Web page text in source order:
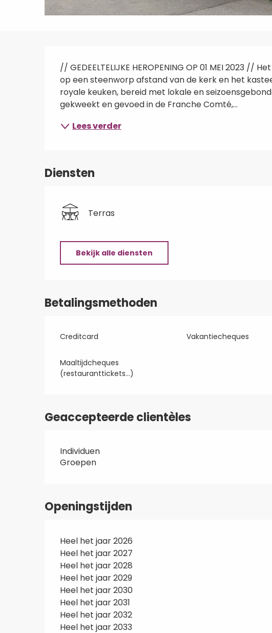
Beschrijving
// GEDEELTELIJKE HEROPENING OP 01 MEI 2023
op een steenworp afstand van de kerk en het
royale keuken, bereid met lokale en
gekweekt en gevoed in de Franche Comté,...
Lees verder
Diensten
Terras
Bekijk alle diensten
Betalingsmethoden
Creditcard Vakantiecheques
Maaltijdcheques
(restauranttickets...)
Geaccepteerde clientèles
Individuen
Groepen
Openingstijden
Heel het jaar 2026
Heel het jaar 2027
Heel het jaar 2028
Heel het jaar 2029
Heel het jaar 2030
Heel het jaar 2031
Heel het jaar 2032
Heel het jaar 2033